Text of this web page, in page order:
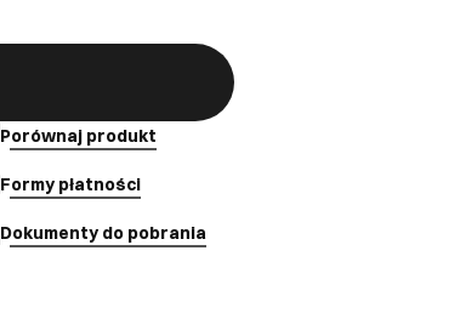
Porównaj produkt
Formy płatności
Dokumenty do pobrania